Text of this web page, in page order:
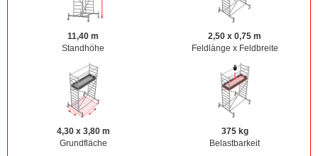
11,40 m
Standhöhe
2,50 x 0,75 m
Feldlänge x Feldbreite
4,30 x 3,80 m
Grundfläche
375 kg
Belastbarkeit